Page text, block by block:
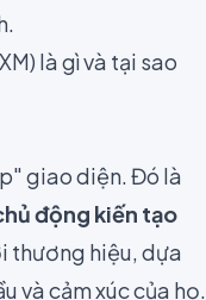
là gì và tại sao
giao diện. Đó là
động kiến tạo
thương hiệu, dựa
và cảm xúc của họ.